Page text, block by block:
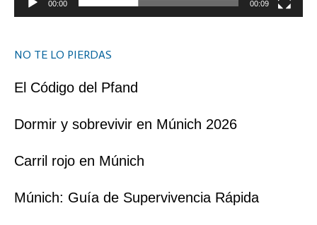
00:00 00:09
NO TE LO PIERDAS
El Código del Pfand
Dormir y sobrevivir en Múnich 2026
Carril rojo en Múnich
Múnich: Guía de Supervivencia Rápida